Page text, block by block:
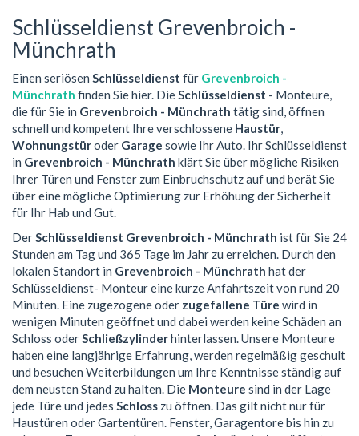
Schlüsseldienst Grevenbroich -
Münchrath
Einen seriösen Schlüsseldienst für Grevenbroich -
Münchrath finden Sie hier. DieSchlüsseldienst - Monteure,
die für Sie in Grevenbroich - Münchrath tätig sind, öffnen
schnell und kompetent Ihre verschlossene Haustür,
Wohnungstüroder Garage sowie Ihr Auto. Ihr Schlüsseldienst
in Grevenbroich - Münchrath klärt Sie über mögliche Risiken
Ihrer Türen und Fenster zum Einbruchschutz auf und berät Sie
über eine mögliche Optimierung zur Erhöhung der Sicherheit
für Ihr Hab und Gut.
DerSchlüsseldienst Grevenbroich - Münchrath ist für Sie 24
Stunden am Tag und 365 Tage im Jahr zu erreichen. Durch den
lokalen Standort in Grevenbroich - Münchrath hat der
Schlüsseldienst- Monteur eine kurze Anfahrtszeit von rund 20
Minuten. Eine zugezogene oder zugefallene Türe wird in
wenigen Minuten geöffnet und dabei werden keine Schäden an
Schloss oderSchließzylinderhinterlassen. Unsere Monteure
haben eine langjährige Erfahrung, werden regelmäßig geschult
und besuchen Weiterbildungen um Ihre Kenntnisse ständig auf
dem neusten Stand zu halten. Die Monteure sind in der Lage
jede Türe und jedes Schloss zu öffnen. Das gilt nicht nur für
Haustüren oder Gartentüren. Fenster, Garagentore bis hin zu